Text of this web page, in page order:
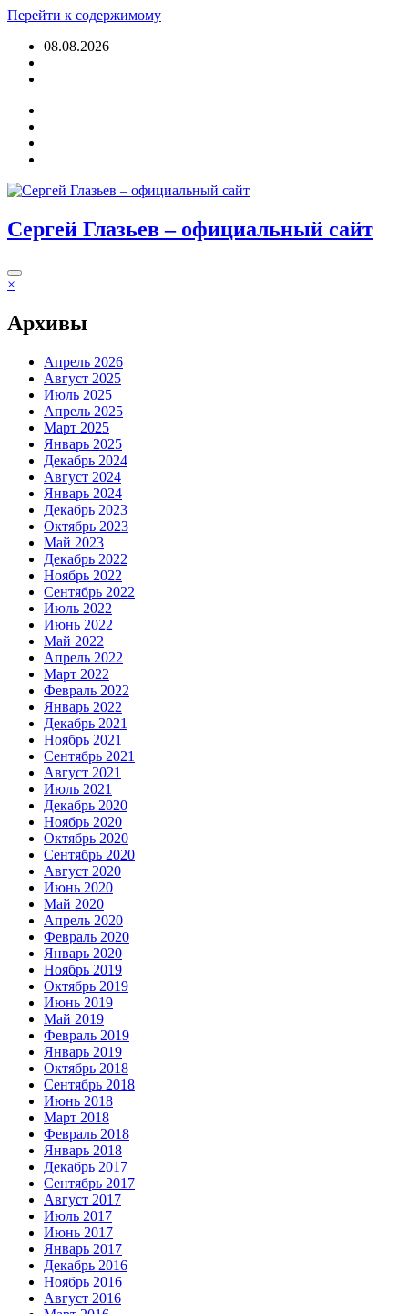
Перейти к содержимому
08.08.2026
Сергей Глазьев – официальный сайт
×
Архивы
Апрель 2026
Август 2025
Июль 2025
Апрель 2025
Март 2025
Январь 2025
Декабрь 2024
Август 2024
Январь 2024
Декабрь 2023
Октябрь 2023
Май 2023
Декабрь 2022
Ноябрь 2022
Сентябрь 2022
Июль 2022
Июнь 2022
Май 2022
Апрель 2022
Март 2022
Февраль 2022
Январь 2022
Декабрь 2021
Ноябрь 2021
Сентябрь 2021
Август 2021
Июль 2021
Декабрь 2020
Ноябрь 2020
Октябрь 2020
Сентябрь 2020
Август 2020
Июнь 2020
Май 2020
Апрель 2020
Февраль 2020
Январь 2020
Ноябрь 2019
Октябрь 2019
Июнь 2019
Май 2019
Февраль 2019
Январь 2019
Октябрь 2018
Сентябрь 2018
Июнь 2018
Март 2018
Февраль 2018
Январь 2018
Декабрь 2017
Сентябрь 2017
Август 2017
Июль 2017
Июнь 2017
Январь 2017
Декабрь 2016
Ноябрь 2016
Август 2016